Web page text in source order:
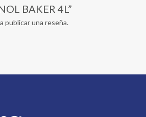
BAKER 4L”
publicar una reseña.